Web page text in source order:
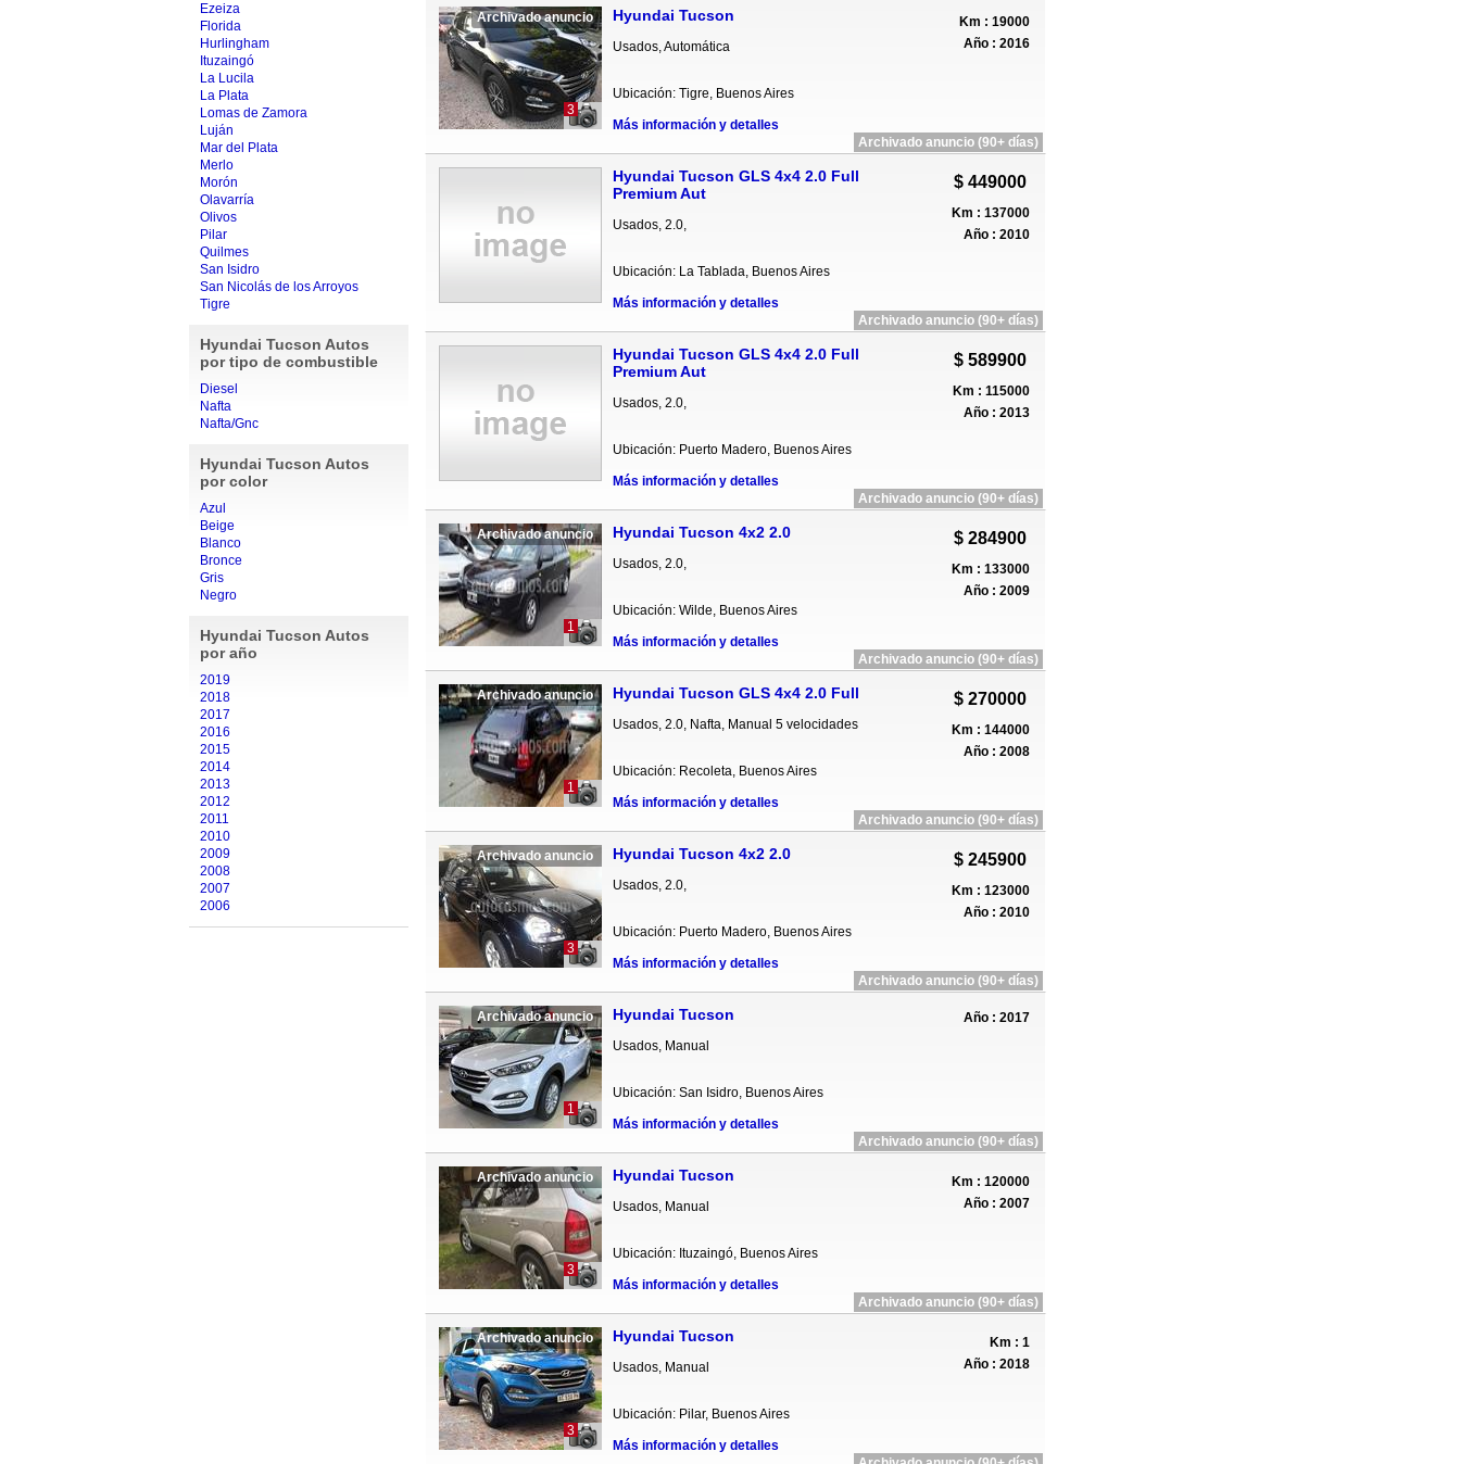
Ezeiza
Florida
Hurlingham
Ituzaingó
La Lucila
La Plata
Lomas de Zamora
Luján
Mar del Plata
Merlo
Morón
Olavarría
Olivos
Pilar
Quilmes
San Isidro
San Nicolás de los Arroyos
Tigre
Hyundai Tucson Autos
por tipo de combustible
Diesel
Nafta
Nafta/Gnc
Hyundai Tucson Autos
por color
Azul
Beige
Blanco
Bronce
Gris
Negro
Hyundai Tucson Autos
por año
2019
2018
2017
2016
2015
2014
2013
2012
2011
2010
2009
2008
2007
2006
Archivado anuncio
3
Hyundai Tucson
Usados, Automática
Ubicación: Tigre, Buenos Aires
Más información y detalles
Km : 19000
Año : 2016
Archivado anuncio (90+ días)
Hyundai Tucson GLS 4x4 2.0 Full
Premium Aut
Usados, 2.0,
Ubicación: La Tablada, Buenos Aires
Más información y detalles
$ 449000
Km : 137000
Año : 2010
Archivado anuncio (90+ días)
Hyundai Tucson GLS 4x4 2.0 Full
Premium Aut
Usados, 2.0,
Ubicación: Puerto Madero, Buenos Aires
Más información y detalles
$ 589900
Km : 115000
Año : 2013
Archivado anuncio (90+ días)
Archivado anuncio
1
Hyundai Tucson 4x2 2.0
Usados, 2.0,
Ubicación: Wilde, Buenos Aires
Más información y detalles
$ 284900
Km : 133000
Año : 2009
Archivado anuncio (90+ días)
Archivado anuncio
1
Hyundai Tucson GLS 4x4 2.0 Full
Usados, 2.0, Nafta, Manual 5 velocidades
Ubicación: Recoleta, Buenos Aires
Más información y detalles
$ 270000
Km : 144000
Año : 2008
Archivado anuncio (90+ días)
Archivado anuncio
3
Hyundai Tucson 4x2 2.0
Usados, 2.0,
Ubicación: Puerto Madero, Buenos Aires
Más información y detalles
$ 245900
Km : 123000
Año : 2010
Archivado anuncio (90+ días)
Archivado anuncio
1
Hyundai Tucson
Usados, Manual
Ubicación: San Isidro, Buenos Aires
Más información y detalles
Año : 2017
Archivado anuncio (90+ días)
Archivado anuncio
3
Hyundai Tucson
Usados, Manual
Ubicación: Ituzaingó, Buenos Aires
Más información y detalles
Km : 120000
Año : 2007
Archivado anuncio (90+ días)
Archivado anuncio
3
Hyundai Tucson
Usados, Manual
Ubicación: Pilar, Buenos Aires
Más información y detalles
Km : 1
Año : 2018